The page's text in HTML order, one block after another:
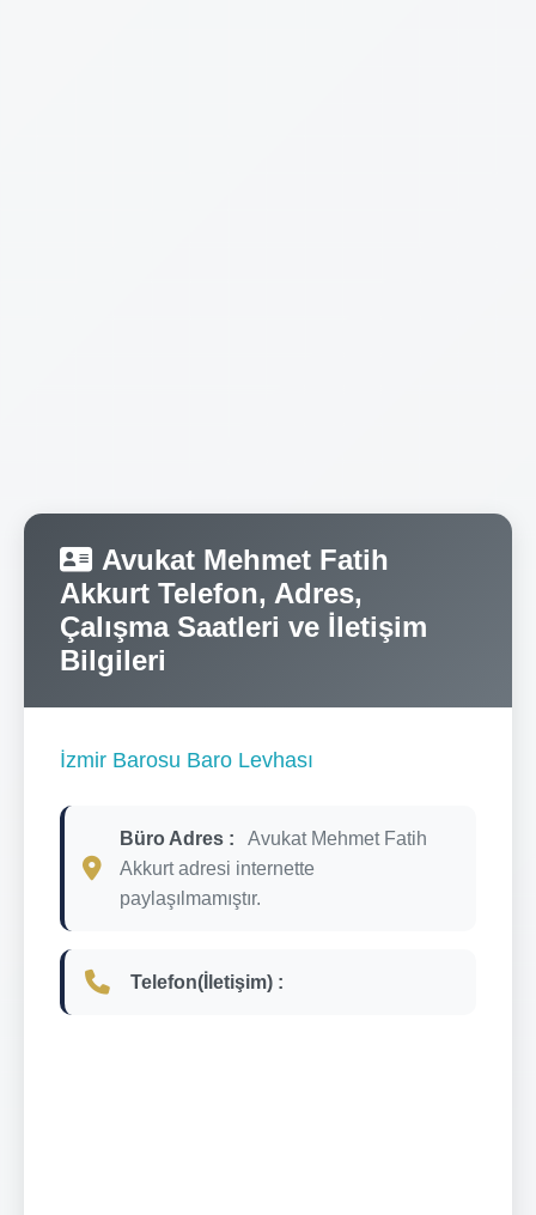
Avukat Mehmet Fatih
Akkurt Telefon, Adres,
Çalışma Saatleri ve İletişim
Bilgileri
İzmir Barosu Baro Levhası
Büro Adres :
Avukat Mehmet Fatih
Akkurt adresi internette
paylaşılmamıştır.
Telefon(İletişim) :